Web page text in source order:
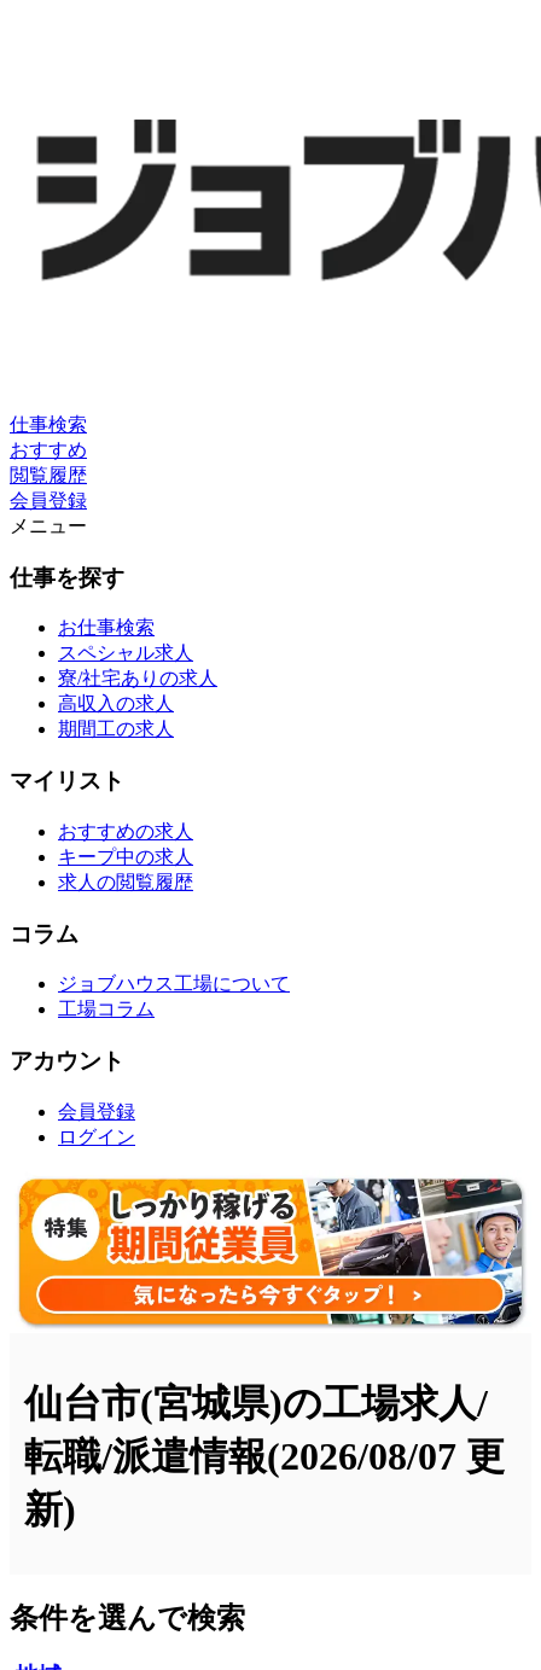
仕事検索
おすすめ
閲覧履歴
会員登録
メニュー
仕事を探す
お仕事検索
スペシャル求人
寮/社宅ありの求人
高収入の求人
期間工の求人
マイリスト
おすすめの求人
キープ中の求人
求人の閲覧履歴
コラム
ジョブハウス工場について
工場コラム
アカウント
会員登録
ログイン
仙台市(宮城県)の工場求人/
転職/派遣情報(2026/08/07 更
新)
条件を選んで検索